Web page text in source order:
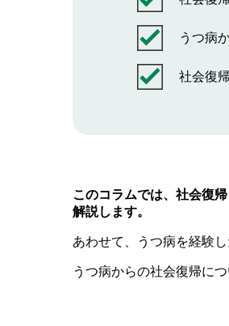
うつ病
社会復
このコラムでは、社会復
解説します。
あわせて、うつ病を経験
うつ病からの社会復帰に